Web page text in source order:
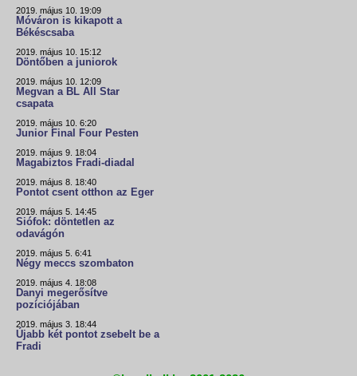
2019. május 10. 19:09
Móváron is kikapott a
Békéscsaba
2019. május 10. 15:12
Döntőben a juniorok
2019. május 10. 12:09
Megvan a BL All Star
csapata
2019. május 10. 6:20
Junior Final Four Pesten
2019. május 9. 18:04
Magabiztos Fradi-diadal
2019. május 8. 18:40
Pontot csent otthon az Eger
2019. május 5. 14:45
Siófok: döntetlen az
odavágón
2019. május 5. 6:41
Négy meccs szombaton
2019. május 4. 18:08
Danyi megerősítve
pozíciójában
2019. május 3. 18:44
Újabb két pontot zsebelt be a
Fradi